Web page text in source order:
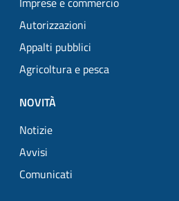
Autorizzazioni
Appalti pubblici
Agricoltura e pesca
NOVITÀ
Notizie
Avvisi
Comunicati